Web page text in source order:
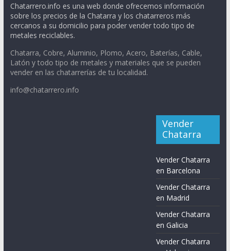
Chatarrero.info es una web donde ofrecemos información
sobre los precios de la Chatarra y los chatarreros más
cercanos a su domicilio para poder vender todo tipo de
metales reciclables.
Chatarra, Cobre, Aluminio, Plomo, Acero, Baterías, Cable,
Latón y todo tipo de metales y materiales que se pueden
vender en las chatarrerías de tu localidad.
info@chatarrero.info
Vender
Chatarra
Vender Chatarra
en Barcelona
Vender Chatarra
en Madrid
Vender Chatarra
en Galicia
Vender Chatarra